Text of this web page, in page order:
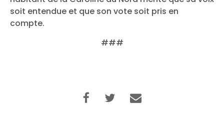
soit entendue et que son vote soit pris en
compte.
###